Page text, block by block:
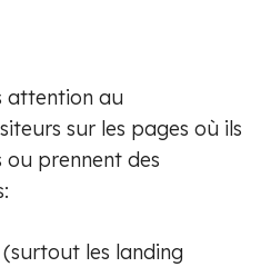
attention au
sur les pages où ils
ou prennent des
(surtout les landing